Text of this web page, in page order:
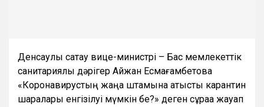
Денсаулық сақтау вице-министрі – Бас мемлекеттік
санитариялық дәрігер Айжан Есмағамбетова
«Коронавирустың жаңа штамына қатысты карантин
шаралары енгізілуі мүмкін бе?» деген сұраққа жауап